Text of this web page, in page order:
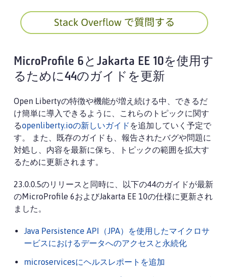
MicroProfile 6とJakarta EE 10を使用す
るために44のガイドを更新
Open Libertyの特徴や機能が増え続ける中、できるだ
け簡単に導入できるように、これらのトピックに関す
るopenliberty.ioの新しいガイド を追加していく予定で
す。 また、既存のガイドも、報告されたバグや問題に
対処し、内容を最新に保ち、トピックの範囲を拡大す
るために更新されます。
23.0.0.5のリリースと同時に、以下の44のガイドが最新
のMicroProfile 6およびJakarta EE 10の仕様に更新され
ました。
Java Persistence API（JPA）を使用したマイクロサ
ービスにおけるデータへのアクセスと永続化
microservicesにヘルスレポートを追加